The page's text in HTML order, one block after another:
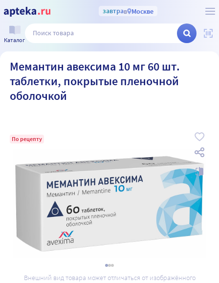
завтрав Москве
Каталог
Мемантин авексима 10 мг 60 шт.
таблетки, покрытые пленочной
оболочкой
По рецепту
Внешний вид товара может отличаться от изображённого